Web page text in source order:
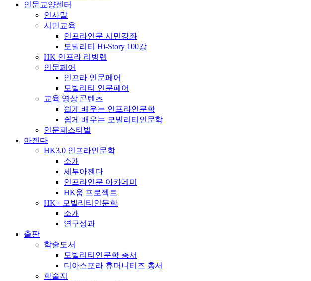
인문교양센터
인사말
시민교육
인프라인문 시민강좌
모빌리티 Hi-Story 100강
HK 인프라 리빙랩
인문페어
인프라 인문페어
모빌리티 인문페어
교육 영상 콘텐츠
쉽게 배우는 인프라인문학
쉽게 배우는 모빌리티인문학
인문페스티벌
아젠다
HK3.0 인프라인문학
소개
세부아젠다
인프라인문 아카데미
HK움 프로젝트
HK+ 모빌리티인문학
소개
연구성과
출판
학술도서
모빌리티인문학 총서
디아스포라 휴머니티즈 총서
학술지